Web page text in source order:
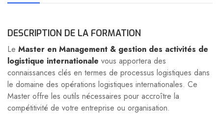
DESCRIPTION DE LA FORMATION
Le Master en Management & gestion des activités de
logistique internationale vous apportera des
connaissances clés en termes de processus logistiques dans
le domaine des opérations logistiques internationales. Ce
Master offre les outils nécessaires pour accroître la
compétitivité de votre entreprise ou organisation.